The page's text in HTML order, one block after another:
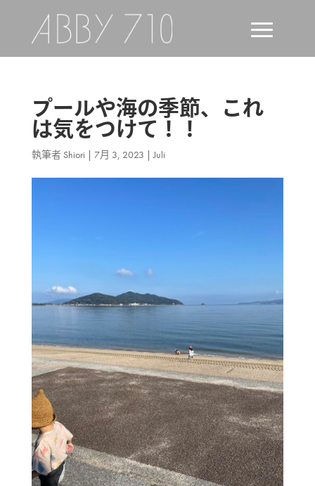
プールや海の季節、これ
は気をつけて！！
執筆者 Shiori | 7月 3, 2023 |Juli